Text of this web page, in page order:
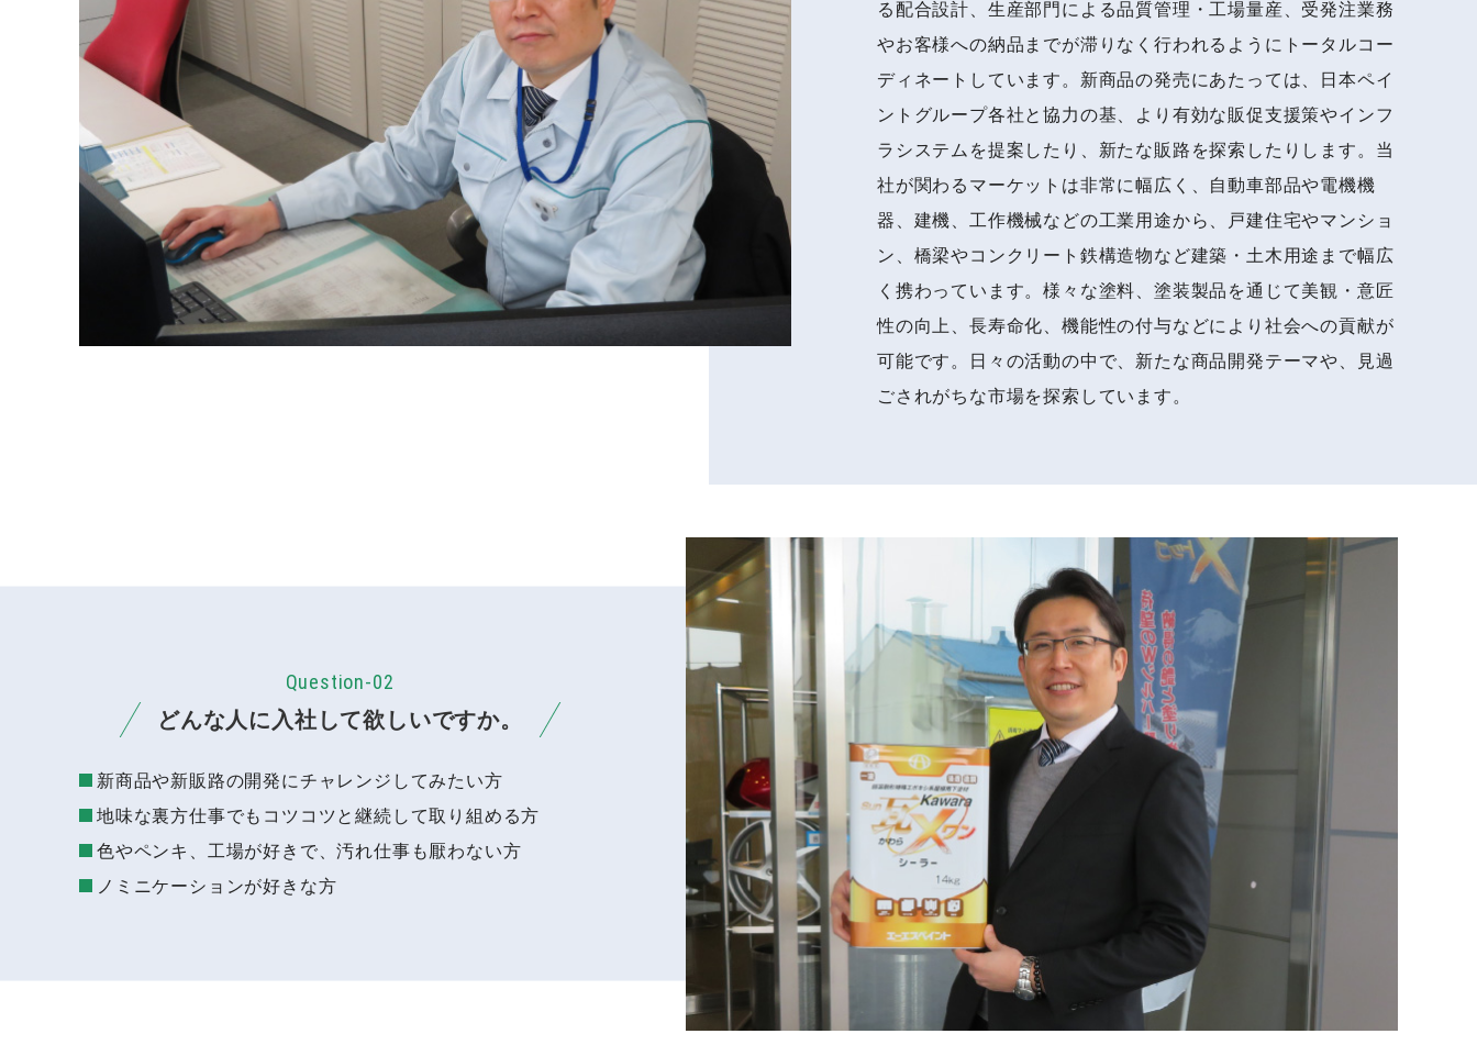
る配合設計、生産部門による品質管理・工場量産、受発注業務
やお客様への納品までが滞りなく行われるようにトータルコー
ディネートしています。新商品の発売にあたっては、日本ペイ
ントグループ各社と協力の基、より有効な販促支援策やインフ
ラシステムを提案したり、新たな販路を探索したりします。当
社が関わるマーケットは非常に幅広く、自動車部品や電機機
器、建機、工作機械などの工業用途から、戸建住宅やマンショ
ン、橋梁やコンクリート鉄構造物など建築・土木用途まで幅広
く携わっています。様々な塗料、塗装製品を通じて美観・意匠
性の向上、長寿命化、機能性の付与などにより社会への貢献が
可能です。日々の活動の中で、新たな商品開発テーマや、見過
ごされがちな市場を探索しています。
Question-02
どんな人に入社して欲しいですか。
新商品や新販路の開発にチャレンジしてみたい方
地味な裏方仕事でもコツコツと継続して取り組める方
色やペンキ、工場が好きで、汚れ仕事も厭わない方
ノミニケーションが好きな方